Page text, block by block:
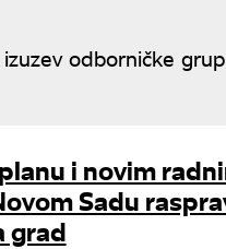
odborničke
i novim
Sadu
grad